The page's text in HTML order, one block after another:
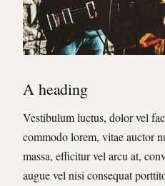
A heading
Vestibulum luctus, dolor vel
commodo lorem, vitae auctor
massa, efficitur vel arcu at,
augue vel nisi consequat